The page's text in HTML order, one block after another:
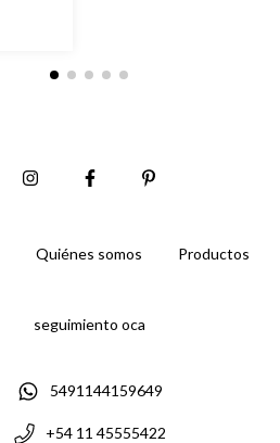
Quiénes somos Productos
seguimiento oca
5491144159649
+54 11 45555422